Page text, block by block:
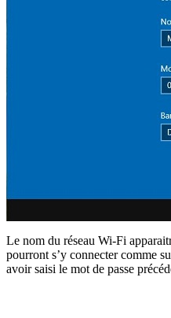
Le nom du réseau Wi-Fi
pourront s’y connecter comme
avoir saisi le mot de passe